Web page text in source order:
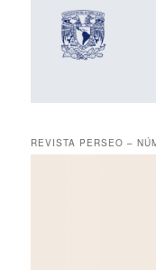
REVISTA PERSEO –